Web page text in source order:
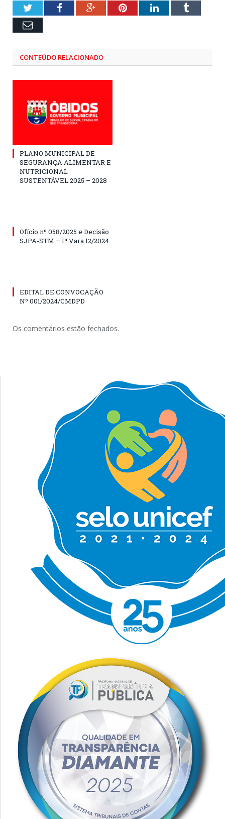
TwitterFacebookGoogle+PinterestLinkedInTumblr
Email
CONTEÚDO RELACIONADO
PLANO MUNICIPAL DE
SEGURANÇA ALIMENTAR E
NUTRICIONAL
SUSTENTÁVEL 2025 – 2028
Ofício nº 058/2025 e Decisão
SJPA-STM – 1ª Vara 12/2024
EDITAL DE CONVOCAÇÃO
Nº 001/2024/CMDPD
Os comentários estão fechados.